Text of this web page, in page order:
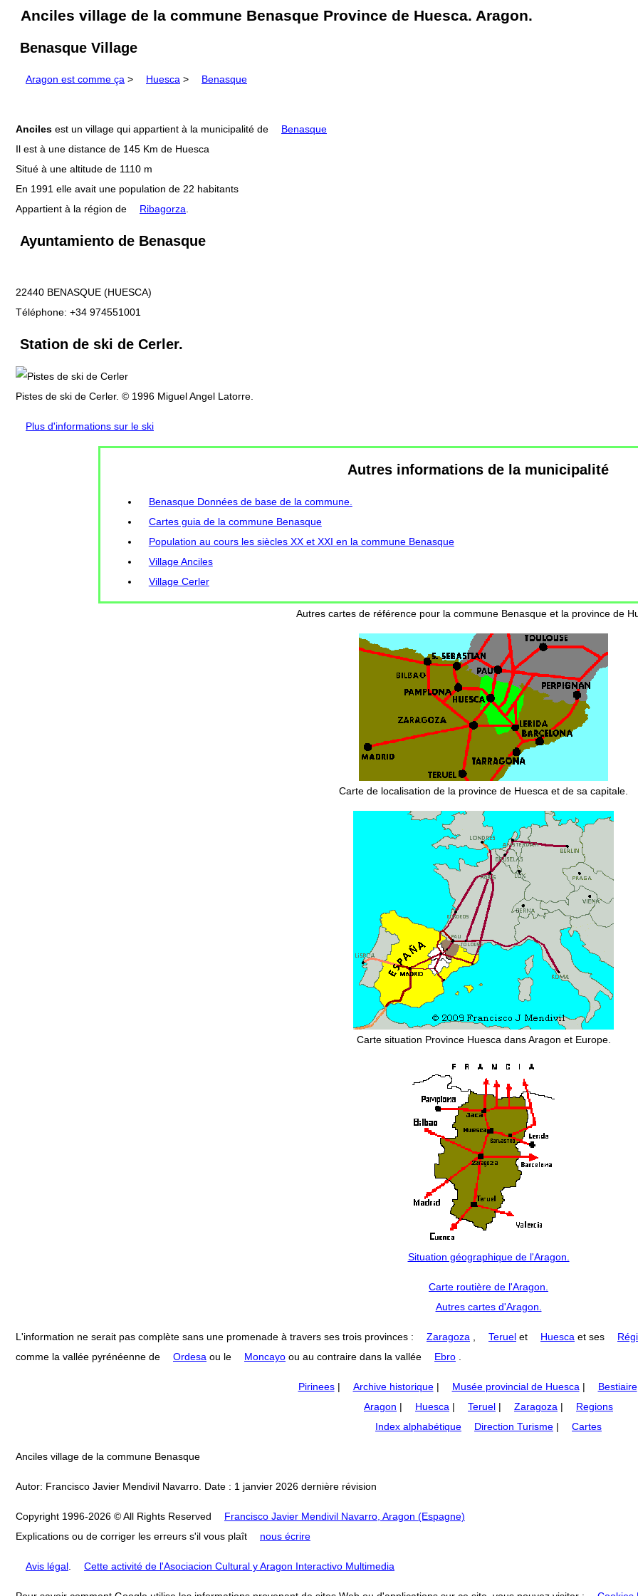
Anciles village de la commune Benasque Province de Huesca. Aragon.
Benasque Village
Aragon est comme ça > Huesca > Benasque
Anciles est un village qui appartient à la municipalité de
Benasque
Il est à une distance de 145 Km de Huesca
Situé à une altitude de 1110 m
En 1991 elle avait une population de 22 habitants
Appartient à la région de
Ribagorza
Ayuntamiento de Benasque
22440 BENASQUE (HUESCA)
Téléphone: +34 974551001
Station de ski de Cerler.
Pistes de ski de Cerler. © 1996 Miguel Angel Latorre.
Plus d'informations sur le ski
Autres informations de la municipalité
Benasque Données de base de la commune.
Cartes guia de la commune Benasque
Population au cours les siècles XX et XXI en la commune Benasque
Village Anciles
Village Cerler
Autres cartes de référence pour la commune Benasque et la province de
Carte de localisation de la province de Huesca et de sa capitale.
Carte situation Province Huesca dans Aragon et Europe.
Situation géographique de l'Aragon.
Carte routière de l'Aragon.
Autres cartes d'Aragon.
L'information ne serait pas complète sans une promenade à travers ses trois provinces : Zaragoza Teruel et Huesca et ses
comme la vallée pyrénéenne de
Ordesa ou le Moncayo ou au contraire dans la vallée Ebro
Pirinees| Archive historique| Musée provincial de Huesca | Bestiaire
Aragon | Huesca | Teruel | Zaragoza |
Regions
Index alphabétique
Direction Turisme | Cartes
Anciles village de la commune Benasque
Autor: Francisco Javier Mendivil Navarro. Date : 1 janvier 2026 dernière révision
Copyright 1996-2026 © All Rights Reserved
Francisco Javier Mendivil Navarro, Aragon (Espagne)
Explications ou de corriger les erreurs s'il vous plaît
nous écrire
Avis légal Cette activité de l'Asociacion Cultural y Aragon Interactivo Multimedia